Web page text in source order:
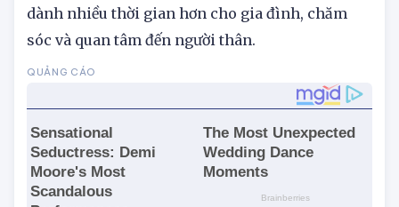
hay gắt gỏng của mình. Đồng thời, họ cũng nên
dành nhiều thời gian hơn cho gia đình, chăm
sóc và quan tâm đến người thân.